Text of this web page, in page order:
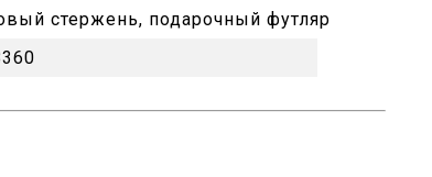
стержень, подарочный футляр